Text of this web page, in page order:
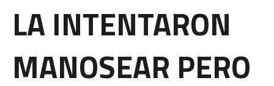
LA INTENTARON
MANOSEAR PERO